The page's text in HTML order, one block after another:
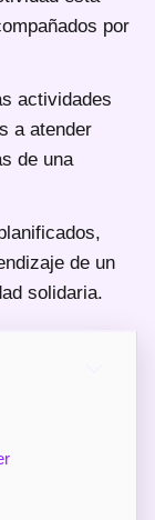
por
actividades
a atender
de una
de un
solidaria.